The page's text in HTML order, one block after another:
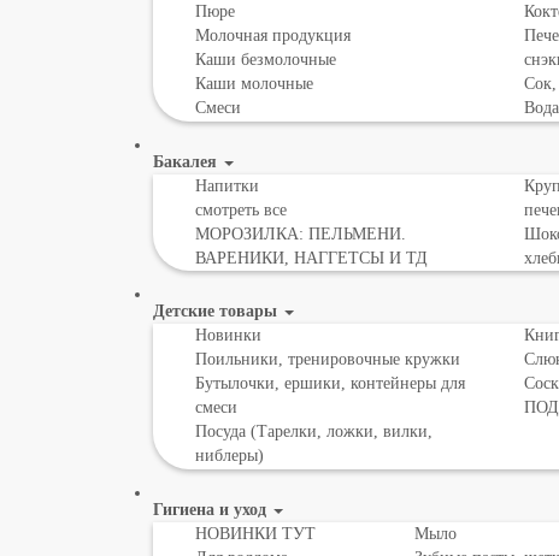
Пюре
Молочная продукция
Каши безмолочные
Каши молочные
Смеси
Сок,
Вода
Бакалея
Напитки
смотреть все
МОРОЗИЛКА: ПЕЛЬМЕНИ.
ВАРЕНИКИ, НАГГЕТСЫ И ТД
Детские товары
Новинки
Поильники, тренировочные кружки
Бутылочки, ершики, контейнеры для
смеси
Посуда (Тарелки, ложки, вилки,
ниблеры)
Гигиена и уход
НОВИНКИ ТУТ
Мыло